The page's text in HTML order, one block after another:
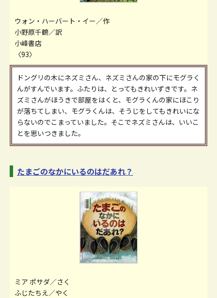
ウォン・ハーバート・イー／作
小野原千鶴／訳
小峰書店
〈93〉
ドングリの木にネズミさん、ネズミさんの家の下にモグラく
んがすんでいます。ふたりは、とってもきれいずきです。ネ
ズミさんがほうきで部屋をはくと、モグラくんの家にほこり
が落ちてしまい、モグラくんは、そうじをしてもきれいにな
らないのでこまっていました。そこでネズミさんは、いいこ
とを思いつきました。
たまごのなかにいるのはだあれ？
ミア ポサダ／さく
ふじたちえ／やく